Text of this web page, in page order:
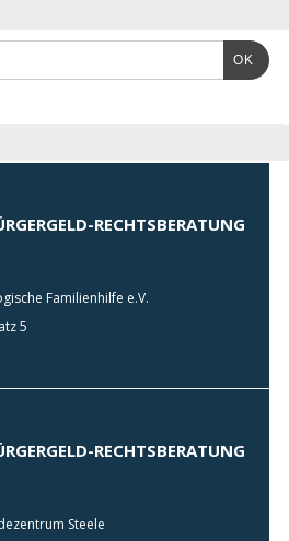
OK
RECHTSBERATUNG
Familienhilfe e.V.
5
RECHTSBERATUNG
Steele